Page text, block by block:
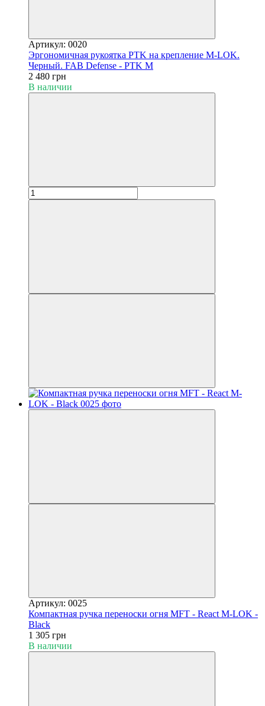
Артикул: 0020
Эргономичная рукоятка PTK на крепление M-LOK.
Черный. FAB Defense - PTK M
2 480 грн
В наличии
Артикул: 0025
Компактная ручка переноски огня MFT - React M-LOK -
Black
1 305 грн
В наличии